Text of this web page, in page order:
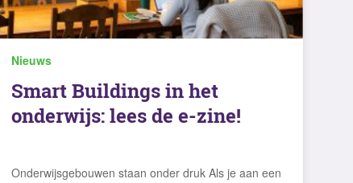
Nieuws
Smart Buildings in het
onderwijs: lees de e-zine!
Onderwijsgebouwen staan onder druk Als je aan een